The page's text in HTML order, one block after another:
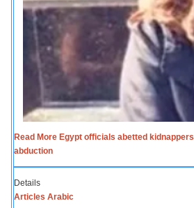
Read More Egypt officials abetted
abduction
Details
Articles Arabic